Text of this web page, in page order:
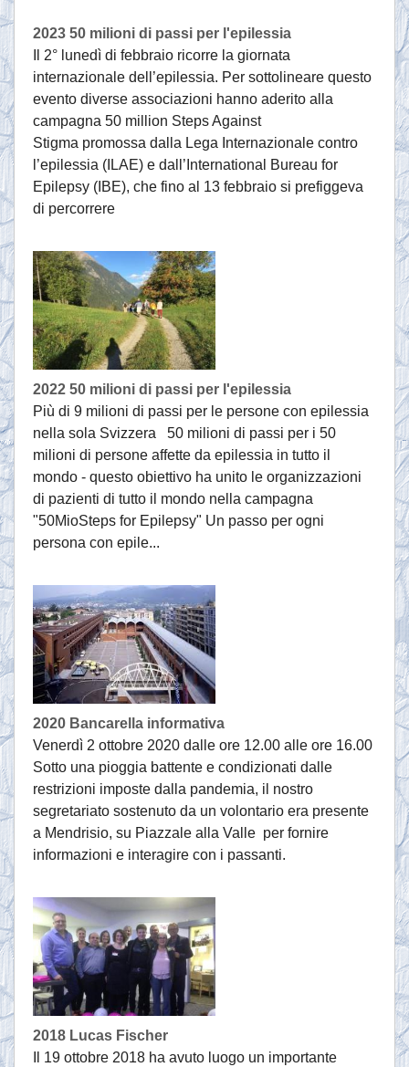
2023 50 milioni di passi per l'epilessia
Il 2° lunedì di febbraio ricorre la giornata
internazionale dell’epilessia. Per sottolineare questo
evento diverse associazioni hanno aderito alla
campagna 50 million Steps Against
Stigma promossa dalla Lega Internazionale contro
l’epilessia (ILAE) e dall’International Bureau for
Epilepsy (IBE), che fino al 13 febbraio si prefiggeva
di percorrere
2022 50 milioni di passi per l'epilessia
Più di 9 milioni di passi per le persone con epilessia
nella sola Svizzera 50 milioni di passi per i 50
milioni di persone affette da epilessia in tutto il
mondo - questo obiettivo ha unito le organizzazioni
di pazienti di tutto il mondo nella campagna
"50MioSteps for Epilepsy" Un passo per ogni
persona con epile...
2020 Bancarella informativa
Venerdì 2 ottobre 2020 dalle ore 12.00 alle ore 16.00
Sotto una pioggia battente e condizionati dalle
restrizioni imposte dalla pandemia, il nostro
segretariato sostenuto da un volontario era presente
a Mendrisio, su Piazzale alla Valle per fornire
informazioni e interagire con i passanti.
2018 Lucas Fischer
Il 19 ottobre 2018 ha avuto luogo un importante